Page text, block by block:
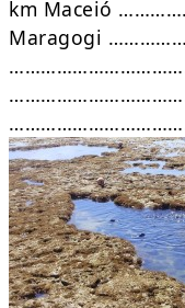
km Maceió
Maragogi